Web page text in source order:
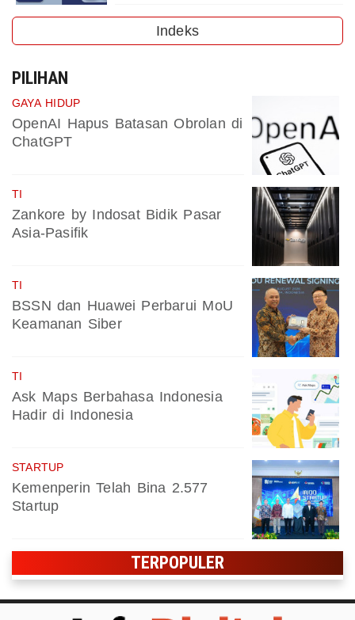
Indeks
PILIHAN
GAYA HIDUP
OpenAI Hapus Batasan Obrolan di
ChatGPT
TI
Zankore by Indosat Bidik Pasar
Asia-Pasifik
TI
BSSN dan Huawei Perbarui MoU
Keamanan Siber
TI
Ask Maps Berbahasa Indonesia
Hadir di Indonesia
STARTUP
Kemenperin Telah Bina 2.577
Startup
TERPOPULER